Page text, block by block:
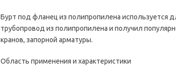
Бурт под фланец из полипропилена используется
трубопровод из полипропилена и получил
кранов, запорной арматуры.
Область применения и характеристики